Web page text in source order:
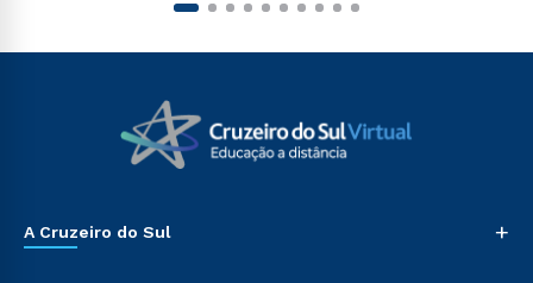
A Cruzeiro do Sul +